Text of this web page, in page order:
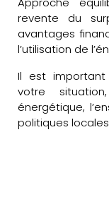
revente du
avantages
l’utilisation de
Il est
votre
énergétique,
politiques